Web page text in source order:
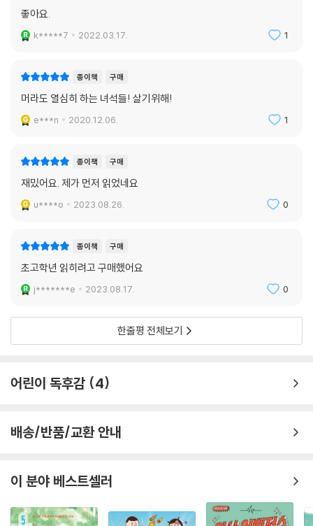
좋아요.
k*****7 2022.03.17. 1
종이책 구매
머라도 열심히 하는 녀석들! 살기위해!
e***n 2020.12.06. 1
종이책 구매
재밌어요. 제가 먼저 읽었네요
u****o 2023.08.26. 0
종이책 구매
초고학년 읽히려고 구매했어요
j*******e 2023.08.17. 0
한줄평 전체보기
어린이 독후감 4
배송/반품/교환 안내
이 분야 베스트셀러